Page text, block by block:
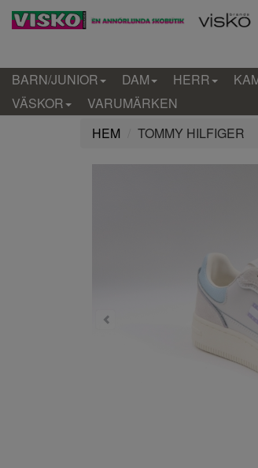
BARN/JUNIOR DAM HERR
VÄSKOR
VARUMÄRKEN
HEM
TOMMY HILFIGER